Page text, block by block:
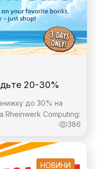
20-30%
до 30% на
Rheinwerk Computing:
386
НОВИНИ